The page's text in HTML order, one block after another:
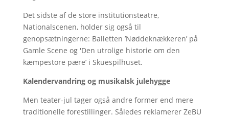
Det sidste af de store institutionsteatre,
Nationalscenen, holder sig også til
genopsætningerne: Balletten ’Nøddeknækkeren’ på
Gamle Scene og 'Den utrolige historie om den
kæmpestore pære’ i Skuespilhuset.
Kalendervandring og musikalsk julehygge
Men teater-jul tager også andre former end mere
traditionelle forestillinger. Således reklamerer ZeBU